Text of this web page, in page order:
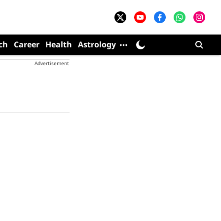
Career Health Astrology
Advertisement